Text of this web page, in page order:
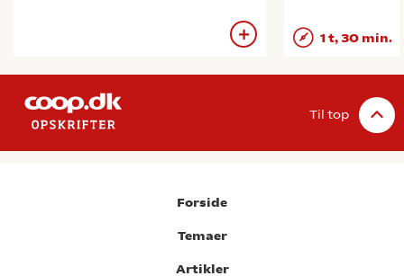
1 t, 30 min.
Til top
Forside
Temaer
Artikler